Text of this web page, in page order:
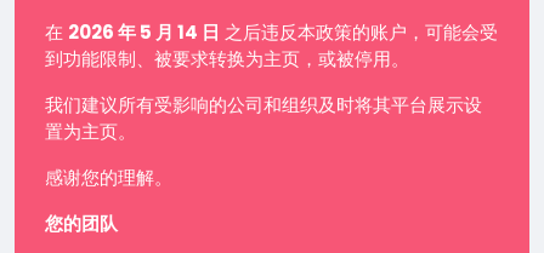
在 2026 年 5 月 14 日 之后违反本政策的账户，可能会受
到功能限制、被要求转换为主页，或被停用。
我们建议所有受影响的公司和组织及时将其平台展示设
置为主页。
感谢您的理解。
您的团队